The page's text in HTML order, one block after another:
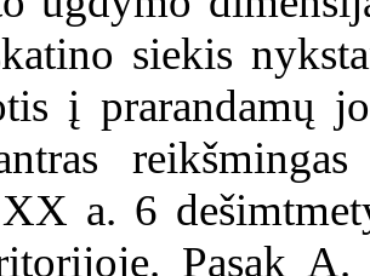
siekis
į prarandamų
a. 6
Pasak A.